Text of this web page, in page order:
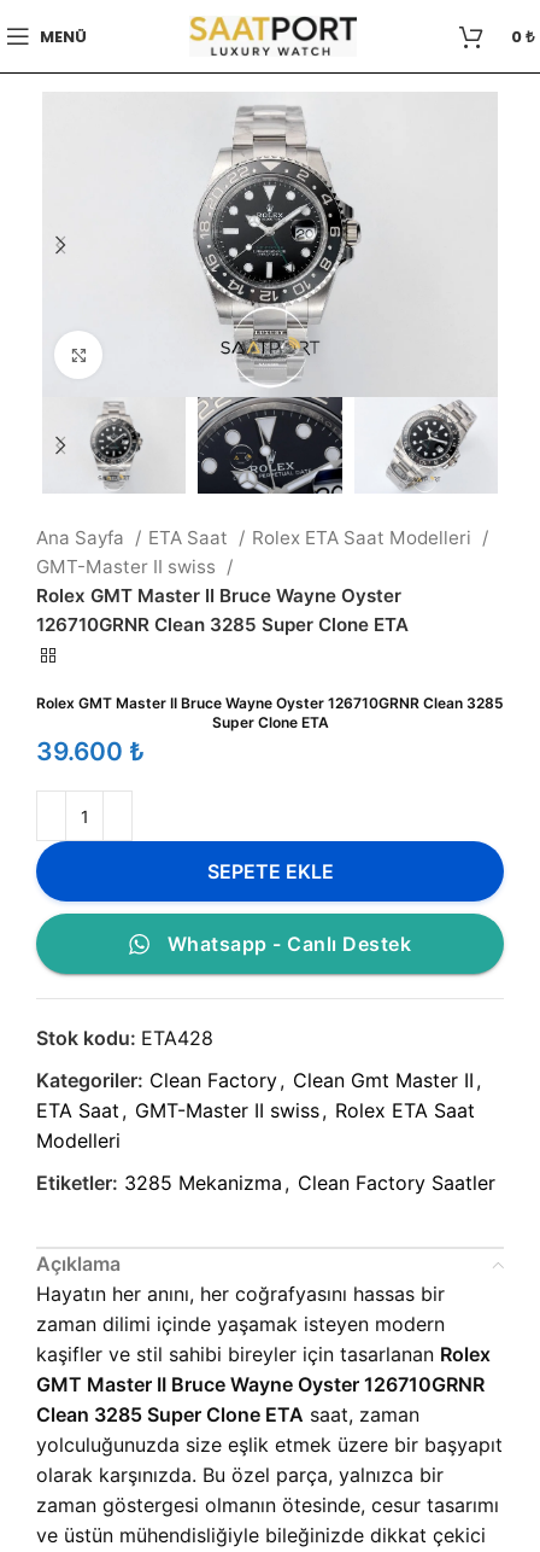
MENÜ 0₺
Büyütmek için tıklayın
Ana Sayfa ETA Saat
Rolex ETA Saat Modelleri
GMT-Master II swiss
Rolex GMT Master II Bruce Wayne Oyster
126710GRNR Clean 3285 Super Clone ETA
Rolex GMT Master II Bruce Wayne Oyster 126710GRNR Clean 3285
Super Clone ETA
₺
SEPETE EKLE
Whatsapp - Canlı Destek
Stok kodu: ETA428
Kategoriler: Clean Factory, Clean Gmt Master II ,
ETA Saat , GMT-Master II swiss, Rolex ETA Saat
Modelleri
Etiketler: 3285 Mekanizma , Clean Factory Saatler
Açıklama
Hayatın her anını, her coğrafyasını hassas bir
zaman dilimi içinde yaşamak isteyen modern
kaşifler ve stil sahibi bireyler için tasarlanan Rolex
GMT Master II Bruce Wayne Oyster 126710GRNR
Clean 3285 Super Clone ETA saat, zaman
yolculuğunuzda size eşlik etmek üzere bir başyapıt
olarak karşınızda. Bu özel parça, yalnızca bir
zaman göstergesi olmanın ötesinde, cesur tasarımı
ve üstün mühendisliğiyle bileğinizde dikkat çekici